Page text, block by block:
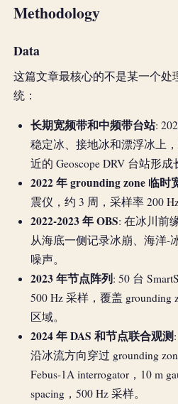
Methodology
Data
这篇文章最核心的不是某一个处
统：
长期宽频带和中频带台站:
稳定冰、接地冰和漂浮冰上
近的 Geoscope DRV 台站形成
2022 年 grounding zone 临时
震仪，约 3 周，采样率 200 Hz
2022-2023 年 OBS: 在冰川前
从海底一侧记录冰崩、海洋-
噪声。
2023 年节点阵列: 50 台
500 Hz 采样，覆盖 grounding
区域。
2024 年 DAS 和节点联合观测
沿冰流方向穿过 grounding
Febus-1A interrogator，10 m
spacing，500 Hz 采样。